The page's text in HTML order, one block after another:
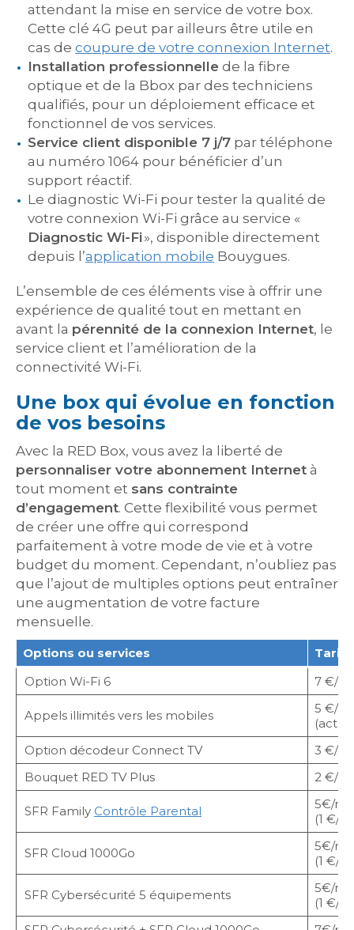
attendant la mise en service de votre box.
Cette clé 4G peut par ailleurs être utile en
cas de coupure de votre connexion Internet.
Installation professionnelle de la fibre
optique et de la Bbox par des techniciens
qualifiés, pour un déploiement efficace et
fonctionnel de vos services.
Service client disponible 7 j/7 par téléphone
au numéro 1064 pour bénéficier d’un
support réactif.
Le diagnostic Wi-Fi pour tester la qualité de
votre connexion Wi-Fi grâce au service «
Diagnostic Wi-Fi», disponible directement
depuis l’application mobile Bouygues.
L’ensemble de ces éléments vise à offrir une
expérience de qualité tout en mettant en
avant la pérennité de la connexion Internet, le
service client et l’amélioration de la
connectivité Wi-Fi.
Une box qui évolue en fonction
de vos besoins
Avec la RED Box, vous avez la liberté de
personnaliser votre abonnement Internet à
tout moment et sans contrainte
d’engagement. Cette flexibilité vous permet
de créer une offre qui correspond
parfaitement à votre mode de vie et à votre
budget du moment. Cependant, n’oubliez pas
que l’ajout de multiples options peut entraîner
une augmentation de votre facture
mensuelle.
Options ou services
Tarif
Option Wi-Fi 6
7 €/
Appels illimités vers les mobiles
5 €/
Option décodeur Connect TV
3 €/
Bouquet RED TV Plus
2 €/
SFR Family Contrôle Parental
5€/
(1 €/
SFR Cloud 1000Go
5€/
(1 €/
SFR Cybersécurité 5 équipements
5€/
(1 €/